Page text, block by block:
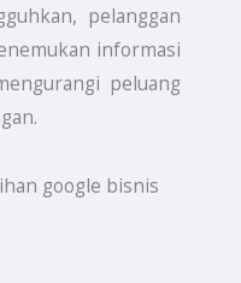
pelanggan
informasi
peluang